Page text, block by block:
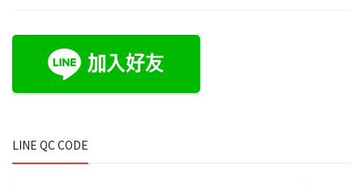
LINE QC CODE